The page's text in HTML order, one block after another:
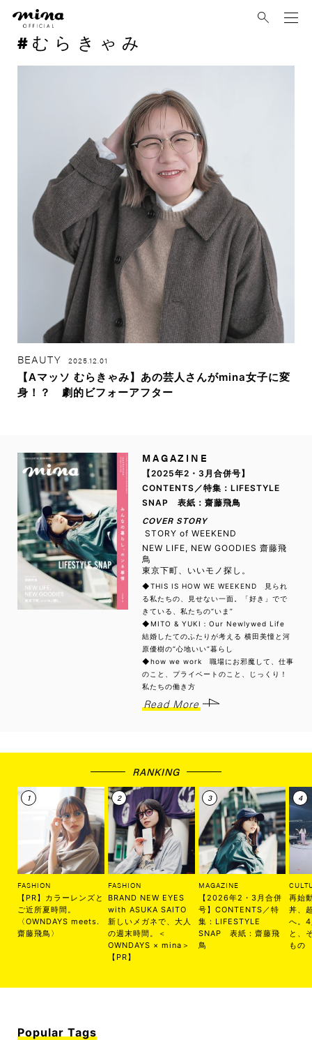
むらきゃみ
BEAUTY 2025.12.01
【Aマッソ むらきゃみ】あの芸人さんがmina女子に変
身！？ 劇的ビフォーアフター
MAGAZINE
【2025年2・3月合併号】
CONTENTS／特集：LIFESTYLE
SNAP 表紙：齋藤飛鳥
COVER STORY
STORY of WEEKEND
NEW LIFE, NEW GOODIES 齋藤飛
鳥
東京下町、いいモノ探し。
◆THIS IS HOW WE WEEKEND 見られ
る私たちの、見せない一面。「好き」でで
きている、私たちの“いま”
◆MITO & YUKI：Our Newlywed Life
結婚したてのふたりが考える 横田美憧と河
原優樹の“心地いい”暮らし
◆how we work 職場にお邪魔して、仕事
のこと、プライベートのこと、じっくり！
私たちの働き方
Read More
RANKING
FASHION
【PR】カラーレンズと
ご近所夏時間。
〈OWNDAYS meets.
齋藤飛鳥〉
FASHION
BRAND NEW EYES
with ASUKA SAITO
新しいメガネで、大人
の週末時間。＜
OWNDAYS × mina＞
【PR】
MAGAZINE
【2026年2・3月合併
号】CONTENTS／特
集：LIFESTYLE
SNAP 表紙：齋藤飛
鳥
再始
丼、
へ。
と、
もの
Popular Tags